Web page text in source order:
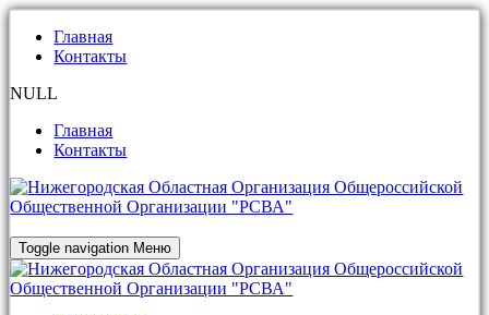
Главная
Контакты
NULL
Главная
Контакты
Toggle navigation Меню